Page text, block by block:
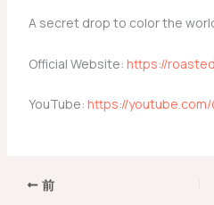
A secret drop to color the
​Official Website: https://
​YouTube: https://
前